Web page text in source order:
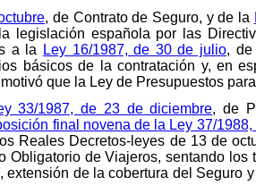
, de Contrato de Seguro, y de la
legislación española por las
a la
Ley 16/1987, de 30 de julio, de
básicos de la contratación y, en
que la Ley de Presupuestos
33/1987, de 23 de diciembre, de
final novena de la Ley 37/
Reales Decretos-leyes de 13 de
Obligatorio de Viajeros, sentando
de la cobertura del Seguro